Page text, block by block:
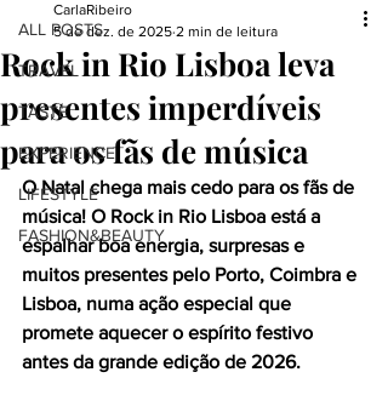
ALL POSTS
TRAVEL
TASTE
EXPERIENCE
LIFESTYLE
FASHION&BEAUTY
Rock in Rio Lisboa leva
presentes imperdíveis
para os fãs de música
CarlaRibeiro
5 de dez. de 2025 2 min de leitura
O Natal chega mais cedo para os fãs de
música! O Rock in Rio Lisboa está a
espalhar boa energia, surpresas e
muitos presentes pelo Porto, Coimbra e
Lisboa, numa ação especial que
promete aquecer o espírito festivo
antes da grande edição de 2026.